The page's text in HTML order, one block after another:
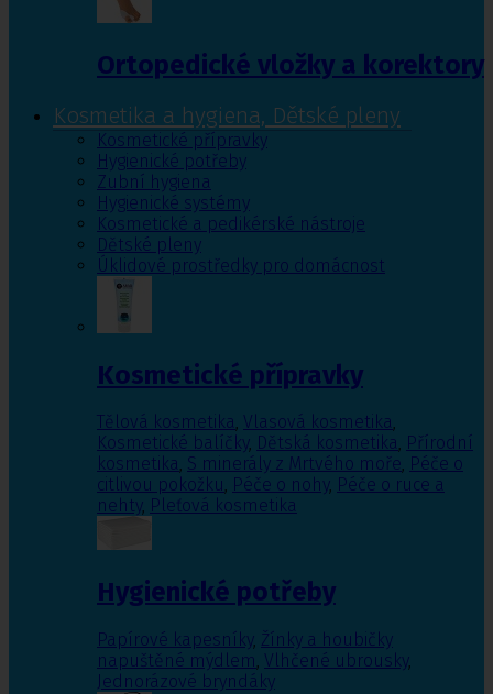
Ortopedické vložky a korektory
Kosmetika a hygiena, Dětské pleny
Kosmetické přípravky
Hygienické potřeby
Zubní hygiena
Hygienické systémy
Kosmetické a pedikérské nástroje
Dětské pleny
Úklidové prostředky pro domácnost
Kosmetické přípravky
Tělová kosmetika, Vlasová kosmetika,
Kosmetické balíčky, Dětská kosmetika, Přírodní
kosmetika, S minerály z Mrtvého moře, Péče o
citlivou pokožku, Péče o nohy, Péče o ruce a
nehty, Pleťová kosmetika
Hygienické potřeby
Papírové kapesníky, Žínky a houbičky
napuštěné mýdlem, Vlhčené ubrousky,
Jednorázové bryndáky